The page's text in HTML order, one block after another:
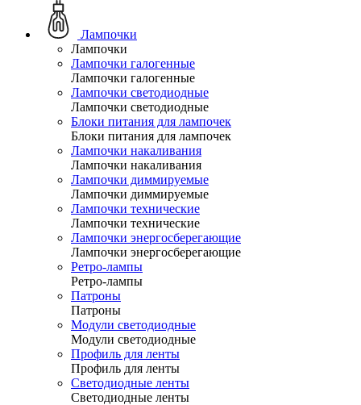
Лампочки
Лампочки
Лампочки галогенные
Лампочки галогенные
Лампочки светодиодные
Лампочки светодиодные
Блоки питания для лампочек
Блоки питания для лампочек
Лампочки накаливания
Лампочки накаливания
Лампочки диммируемые
Лампочки диммируемые
Лампочки технические
Лампочки технические
Лампочки энергосберегающие
Лампочки энергосберегающие
Ретро-лампы
Ретро-лампы
Патроны
Патроны
Модули светодиодные
Модули светодиодные
Профиль для ленты
Профиль для ленты
Светодиодные ленты
Светодиодные ленты